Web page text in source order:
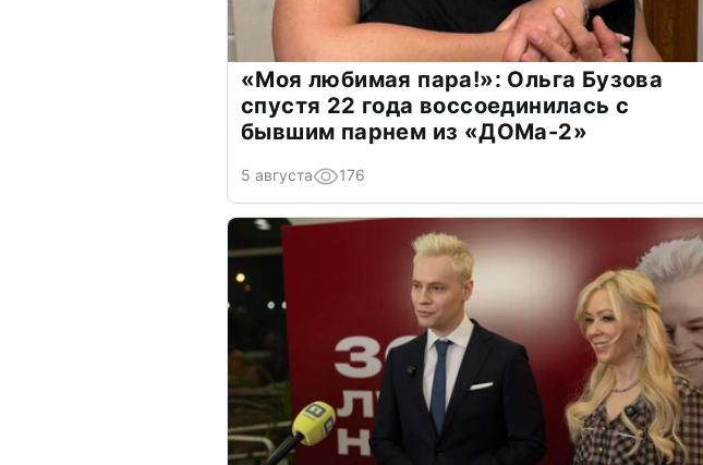
«Моя любимая пара!»: Ольга Бузова
спустя 22 года воссоединилась с
бывшим парнем из «ДОМа-2»
5 августа 176